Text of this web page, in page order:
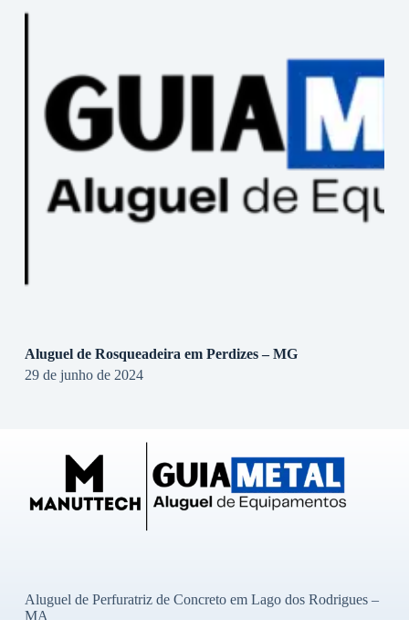
Aluguel de Rosqueadeira em Perdizes – MG
29 de junho de 2024
Aluguel de Perfuratriz de Concreto em Lago dos Rodrigues –
MA